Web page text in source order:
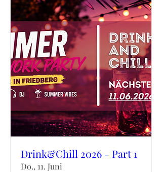
Drink&Chill 2026 - Part 1
Do., 11. Juni